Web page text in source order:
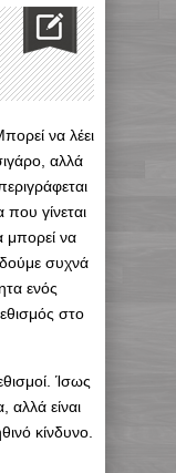
να λέει
αλλά
που γίνεται
μπορεί να
συχνά
ενός
στο
Ίσως
αλλά είναι
κίνδυνο.